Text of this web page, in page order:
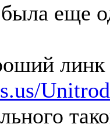
еще
линк